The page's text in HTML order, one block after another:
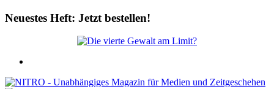
Neuestes Heft: Jetzt bestellen!